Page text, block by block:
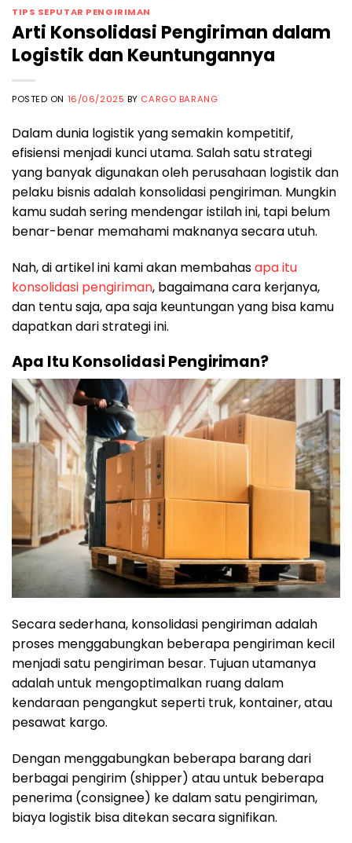
TIPS SEPUTAR PENGIRIMAN
Arti Konsolidasi Pengiriman dalam
Logistik dan Keuntungannya
POSTED ON 16/06/2025 BY CARGO BARANG
Dalam dunia logistik yang semakin kompetitif,
efisiensi menjadi kunci utama. Salah satu strategi
yang banyak digunakan oleh perusahaan logistik dan
pelaku bisnis adalah konsolidasi pengiriman. Mungkin
kamu sudah sering mendengar istilah ini, tapi belum
benar-benar memahami maknanya secara utuh.
Nah, di artikel ini kami akan membahasapa itu
konsolidasi pengiriman, bagaimana cara kerjanya,
dan tentu saja, apa saja keuntungan yang bisa kamu
dapatkan dari strategi ini.
Apa Itu Konsolidasi Pengiriman?
Secara sederhana, konsolidasi pengiriman adalah
proses menggabungkan beberapa pengiriman kecil
menjadi satu pengiriman besar. Tujuan utamanya
adalah untuk mengoptimalkan ruang dalam
kendaraan pengangkut seperti truk, kontainer, atau
pesawat kargo.
Dengan menggabungkan beberapa barang dari
berbagai pengirim (shipper) atau untuk beberapa
penerima (consignee) ke dalam satu pengiriman,
biaya logistik bisa ditekan secara signifikan.